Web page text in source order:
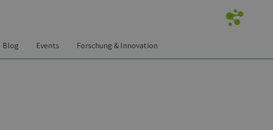
Blog Events Forschung & Innovation